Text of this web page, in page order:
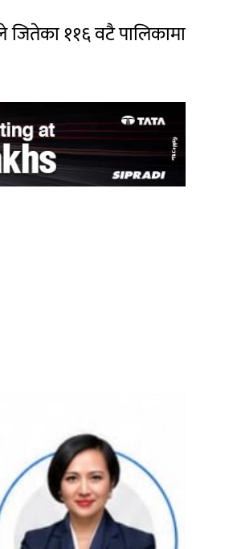
जितेका ११६ वटै पालिकामा